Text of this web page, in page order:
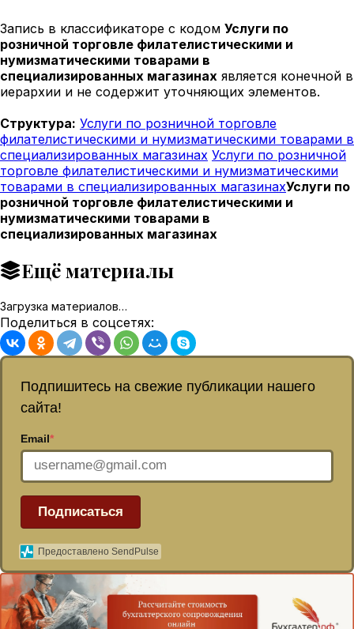
Запись в классификаторе с кодом Услуги по
розничной торговле филателистическими и
нумизматическими товарами в
специализированных магазинах является конечной в
иерархии и не содержит уточняющих элементов.
Структура: Услуги по розничной торговле
филателистическими и нумизматическими товарами в
специализированных магазинах Услуги по розничной
торговле филателистическими и нумизматическими
товарами в специализированных магазинахУслуги по
розничной торговле филателистическими и
нумизматическими товарами в
специализированных магазинах
Ещё материалы
Загрузка материалов…
Поделиться в соцсетях:
Подпишитесь на свежие публикации нашего
сайта!
Email*
Подписаться
Предоставлено SendPulse